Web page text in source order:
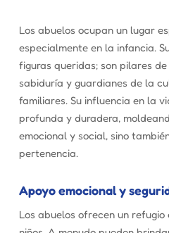
Los abuelos ocupan un lugar
especialmente en la infancia.
figuras queridas; son pilares
sabiduría y guardianes de la
familiares. Su influencia en la
profunda y duradera,
emocional y social, sino
pertenencia.
Apoyo emocional y
Los abuelos ofrecen un